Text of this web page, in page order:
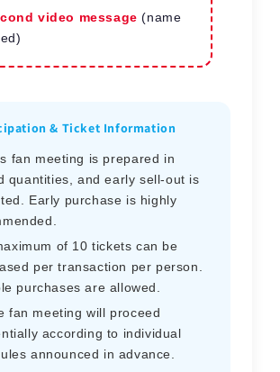
video message (name
& Ticket Information
fan meeting is prepared in
quantities, and early sell-out is
Early purchase is highly
of 10 tickets can be
per transaction per person.
purchases are allowed.
fan meeting will proceed
according to individual
announced in advance.